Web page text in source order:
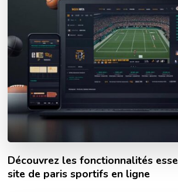
Découvrez les fonctionnalités
site de paris sportifs en ligne